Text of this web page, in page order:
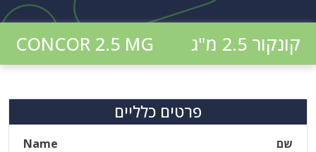
קונקור 2.5 מ"ג CONCOR 2.5 MG
פרטים כלליים
שם
Name